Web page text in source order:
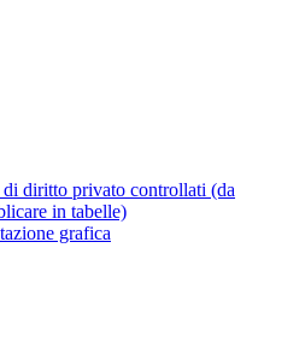
diritto privato controllati (da
in tabelle)
grafica